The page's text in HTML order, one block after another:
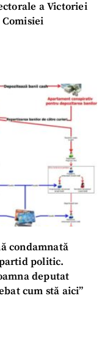
a Victoriei
condamnată
politic.
deputat
cum stă aici”